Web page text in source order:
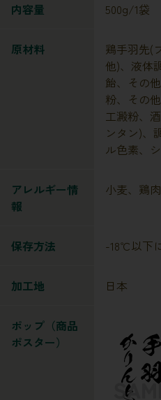
内容量 500g/1袋
原材料
鶏手羽先(
他)、液体
飴、その
粉、その
工澱粉、
ンタン)、
ル色素、
アレルギー情
報
小麦、鶏
保存方法 -18℃以下
加工地 日本
ポップ（商品
ポスター）